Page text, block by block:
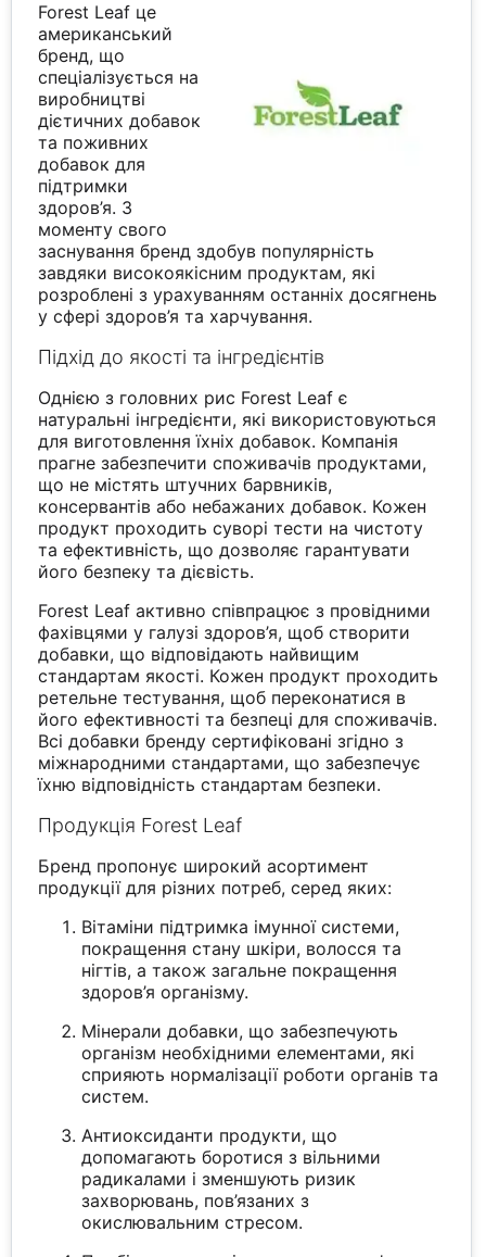
Forest Leaf це
американський
бренд, що
спеціалізується на
виробництві
дієтичних добавок
та поживних
добавок для
підтримки
здоров’я. З
моменту свого
заснування бренд здобув популярність
завдяки високоякісним продуктам, які
розроблені з урахуванням останніх досягнень
у сфері здоров’я та харчування.
Підхід до якості та інгредієнтів
Однією з головних рис Forest Leaf є
натуральні інгредієнти, які використовуються
для виготовлення їхніх добавок. Компанія
прагне забезпечити споживачів продуктами,
що не містять штучних барвників,
консервантів або небажаних добавок. Кожен
продукт проходить суворі тести на чистоту
та ефективність, що дозволяє гарантувати
його безпеку та дієвість.
Forest Leaf активно співпрацює з провідними
фахівцями у галузі здоров’я, щоб створити
добавки, що відповідають найвищим
стандартам якості. Кожен продукт проходить
ретельне тестування, щоб переконатися в
його ефективності та безпеці для споживачів.
Всі добавки бренду сертифіковані згідно з
міжнародними стандартами, що забезпечує
їхню відповідність стандартам безпеки.
Продукція Forest Leaf
Бренд пропонує широкий асортимент
продукції для різних потреб, серед яких:
Вітаміни підтримка імунної системи,
покращення стану шкіри, волосся та
нігтів, а також загальне покращення
здоров’я організму.
Мінерали добавки, що забезпечують
організм необхідними елементами, які
сприяють нормалізації роботи органів та
систем.
Антиоксиданти продукти, що
допомагають боротися з вільними
радикалами і зменшують ризик
захворювань, пов’язаних з
окислювальним стресом.